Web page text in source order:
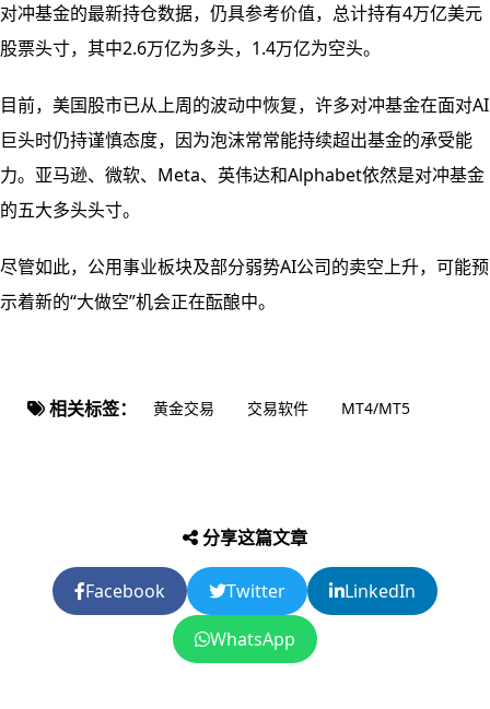
对冲基金的最新持仓数据，仍具参考价值，总计持有4万亿美元
股票头寸，其中2.6万亿为多头，1.4万亿为空头。
目前，美国股市已从上周的波动中恢复，许多对冲基金在面对AI
巨头时仍持谨慎态度，因为泡沫常常能持续超出基金的承受能
力。亚马逊、微软、Meta、英伟达和Alphabet依然是对冲基金
的五大多头头寸。
尽管如此，公用事业板块及部分弱势AI公司的卖空上升，可能预
示着新的“大做空”机会正在酝酿中。
相关标签： 黄金交易 交易软件 MT4/MT5
分享这篇文章
Facebook Twitter
LinkedIn
WhatsApp